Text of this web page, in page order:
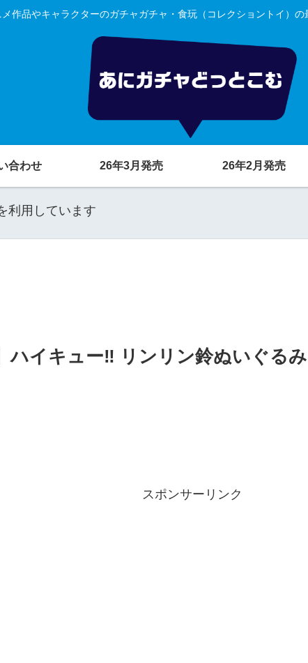
メ作品やキャラクターのガチャガチャ・食玩（コレクショントイ）の
合わせ 26年3月発売 26年2月発売
利用しています
ハイキュー‼ リンリン鈴ぬいぐる
スポンサーリンク